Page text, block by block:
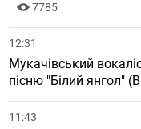
7785
12:31
Мукачівський
пісню "Білий янгол"
11:43